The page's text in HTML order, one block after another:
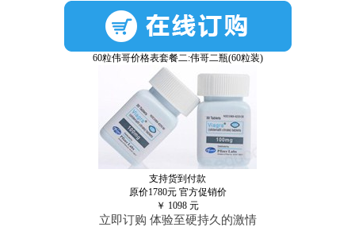
60粒伟哥价格表套餐二:伟哥二瓶(60粒装)
支持货到付款
原价1780元 官方促销价
￥ 1098 元
立即订购 体验至硬持久的激情